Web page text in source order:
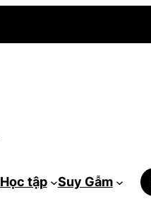
Học tập Suy Gẫm